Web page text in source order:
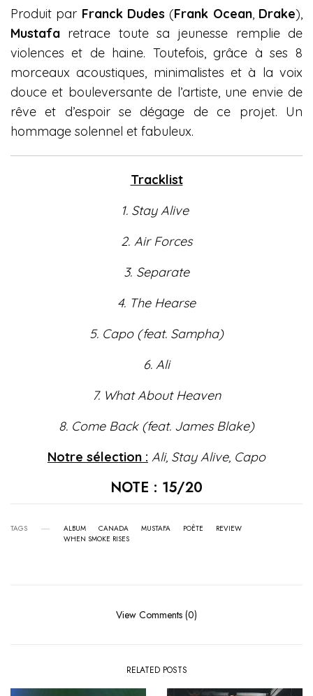
Produit par Franck Dudes(Frank Ocean, Drake),
Mustafa retrace toute sa jeunesse remplie de
violences et de haine. Toutefois, grâce à ses 8
morceaux acoustiques, minimalistes et à la voix
douce et bouleversante de l’artiste, une envie de
rêve et d’espoir se dégage de ce projet. Un
hommage solennel et fabuleux.
Tracklist
1. Stay Alive
2. Air Forces
3. Separate
4. The Hearse
5. Capo (feat. Sampha)
6. Ali
7. What About Heaven
8. Come Back (feat. James Blake)
Notre sélection : Ali, Stay Alive, Capo
NOTE : 15/20
TAGS ALBUM CANADA MUSTAFA POÈTE
REVIEW
WHEN SMOKE RISES
View Comments (0)
RELATED POSTS